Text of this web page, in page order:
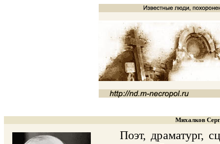
Михалков
Поэт, драматург,